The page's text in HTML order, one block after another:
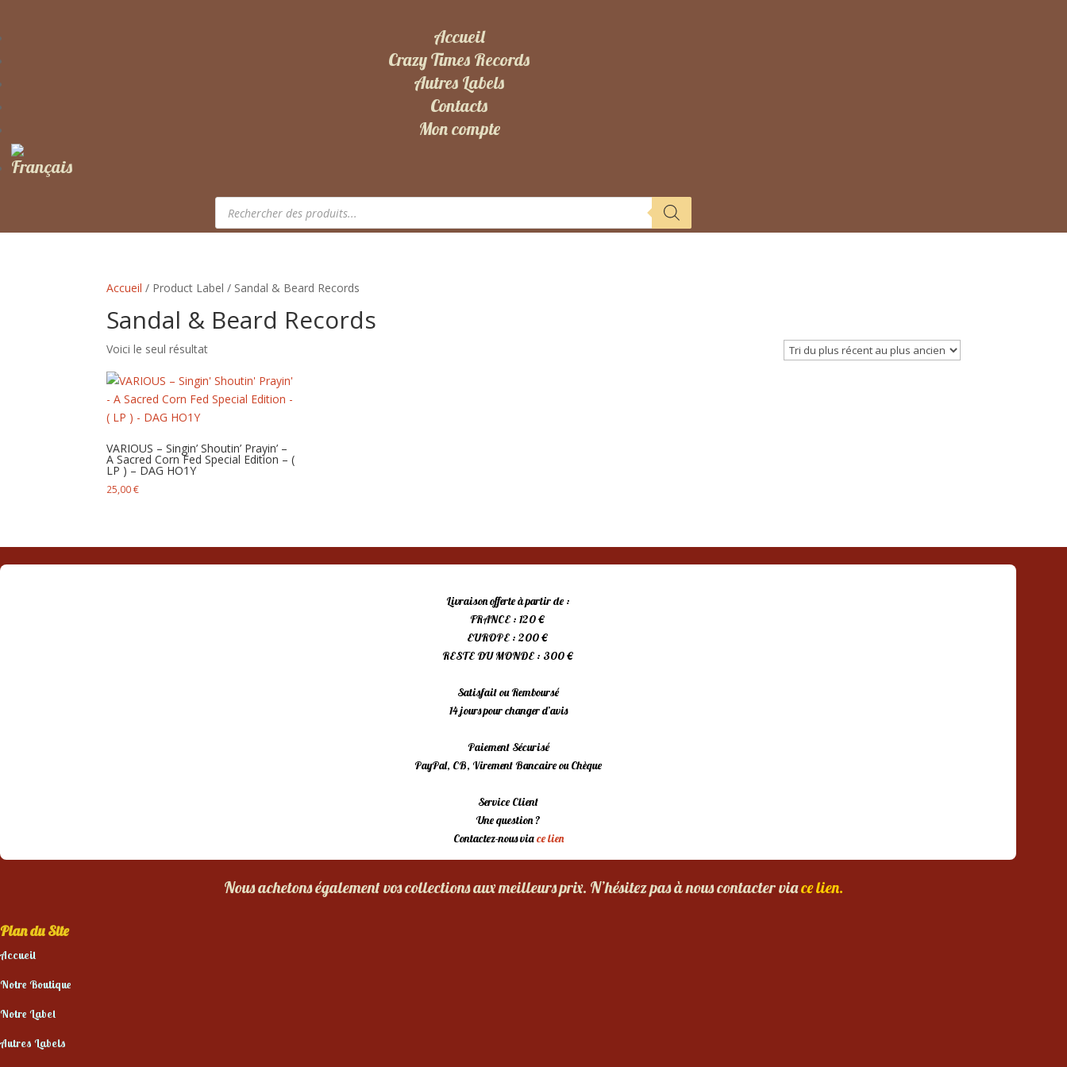
Accueil
Crazy Times Records
Autres Labels
Contacts
Mon compte
Recherche
produits
Accueil / Product Label / Sandal & Beard Records
Sandal & Beard Records
Voici le seul résultat
VARIOUS – Singin’ Shoutin’ Prayin’ –
A Sacred Corn Fed Special Edition – (
LP ) – DAG HO1Y
25,00€
Livraison offerte à partir de :
FRANCE : 120 €
EUROPE : 200 €
RESTE DU MONDE : 300 €
Satisfait ou Remboursé
14 jours pour changer d’avis
Paiement Sécurisé
PayPal, CB, Virement Bancaire ou Chèque
Service Client
Une question ?
Contactez-nous viace lien
Nous achetons également vos collections aux meilleurs prix. N’hésitez pas à nous contacter viace lien.
Plan du Site
Accueil
Notre Boutique
Notre Label
Autres Labels